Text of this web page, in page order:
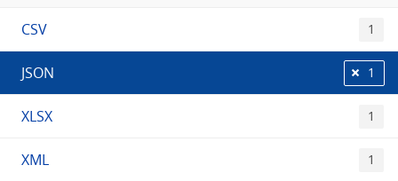
CSV 1
JSON 1
XLSX 1
XML 1